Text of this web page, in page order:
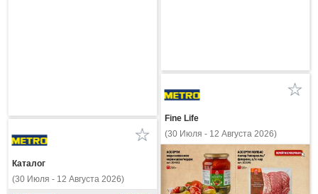
Fine Life
(30 Июля - 12 Августа 2026)
Каталог
(30 Июля - 12 Августа 2026)